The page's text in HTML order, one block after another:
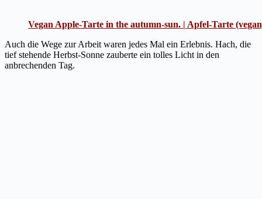
Vegan Apple-Tarte in the autumn-sun. | Apfel-Tarte
Auch die Wege zur Arbeit waren jedes Mal ein Erlebnis. Hach, die
tief stehende Herbst-Sonne zauberte ein tolles Licht in den
anbrechenden Tag.